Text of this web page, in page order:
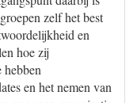
zelf het best
en
hoe zij
hebben
en het nemen van